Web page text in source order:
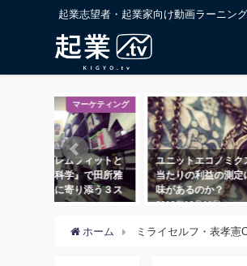
起業志望者・起業家向け動画ラーニン
マーケティング
マープロブレムフィットと
書『起業の科学』で田所雅
語る、課題に寄り添う３ス
ユニットエコノミク
当たりの利益の測定
味があるのか？
2018年10月11日
ホーム ミライセルフ・表孝憲